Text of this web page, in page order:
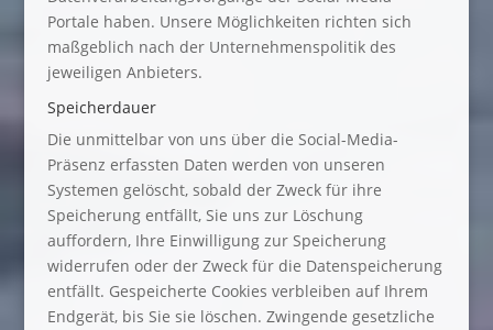
Portale haben. Unsere Möglichkeiten richten sich
maßgeblich nach der Unternehmenspolitik des
jeweiligen Anbieters.
Speicherdauer
Die unmittelbar von uns über die Social-Media-
Präsenz erfassten Daten werden von unseren
Systemen gelöscht, sobald der Zweck für ihre
Speicherung entfällt, Sie uns zur Löschung
auffordern, Ihre Einwilligung zur Speicherung
widerrufen oder der Zweck für die Datenspeicherung
entfällt. Gespeicherte Cookies verbleiben auf Ihrem
Endgerät, bis Sie sie löschen. Zwingende gesetzliche